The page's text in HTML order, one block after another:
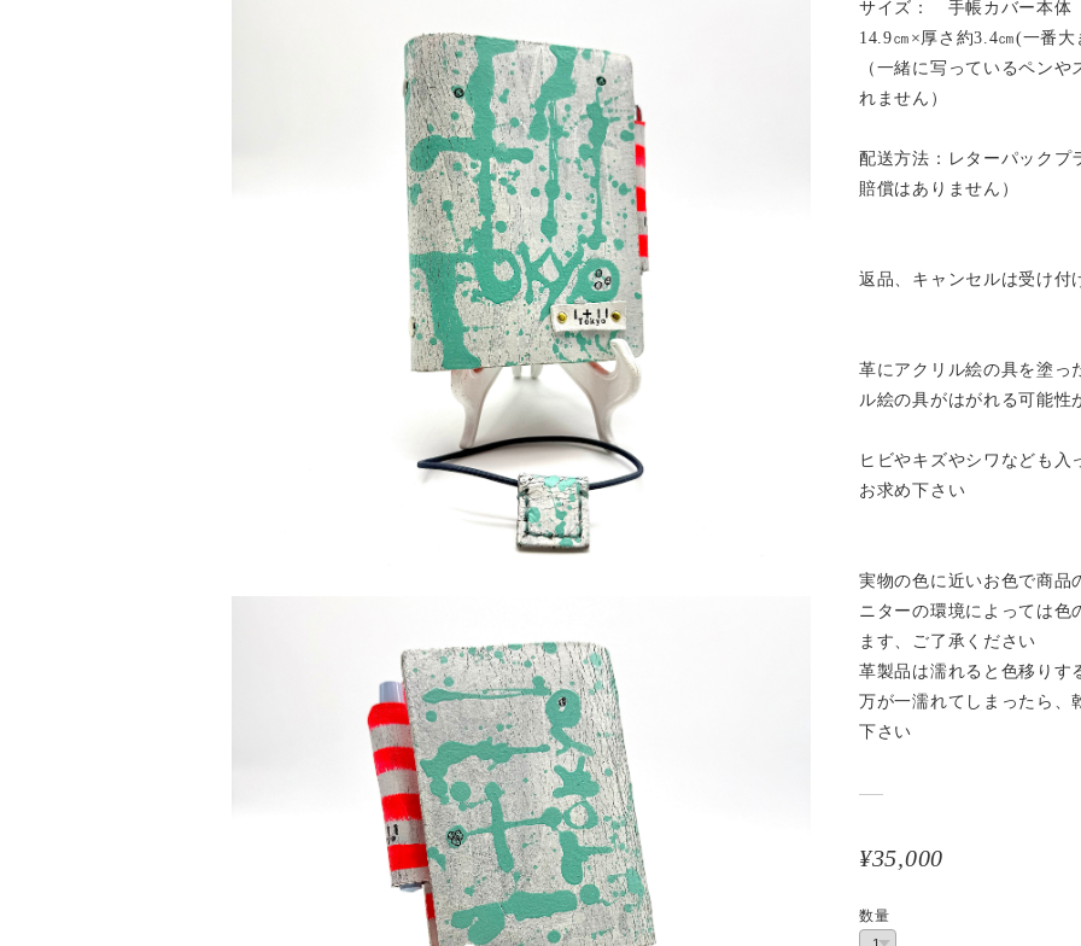
サイズ： 手帳カバー本体
14.9㎝×厚さ約3.4㎝(一番
（一緒に写っているペン
れません）
配送方法：レターパックプ
賠償はありません）
返品、キャンセルは受け付
革にアクリル絵の具を塗っ
ル絵の具がはがれる可能性
ヒビやキズやシワなども入
お求め下さい
実物の色に近いお色で商品
ニターの環境によっては色
ます、ご了承ください
革製品は濡れると色移りす
万が一濡れてしまったら、
下さい
¥35,000
数量